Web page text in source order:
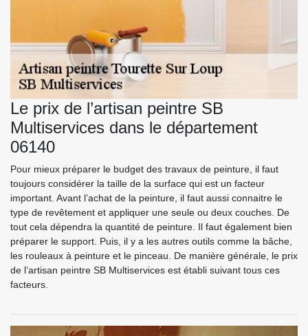
Le prix de l’artisan peintre SB
Multiservices dans le département
06140
Pour mieux préparer le budget des travaux de peinture, il faut
toujours considérer la taille de la surface qui est un facteur
important. Avant l’achat de la peinture, il faut aussi connaitre le
type de revêtement et appliquer une seule ou deux couches. De
tout cela dépendra la quantité de peinture. Il faut également bien
préparer le support. Puis, il y a les autres outils comme la bâche,
les rouleaux à peinture et le pinceau. De manière générale, le prix
de l’artisan peintre SB Multiservices est établi suivant tous ces
facteurs.